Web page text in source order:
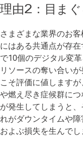
理由2：目ま
さまざまな業界のお
にはある共通点が存
で10個のデジタル変
リソースの奪い合い
こそ評価に値します
や燃え尽き症候群に
が発生してしまうと
れがダウンタイムや
およぶ損失を生んでし